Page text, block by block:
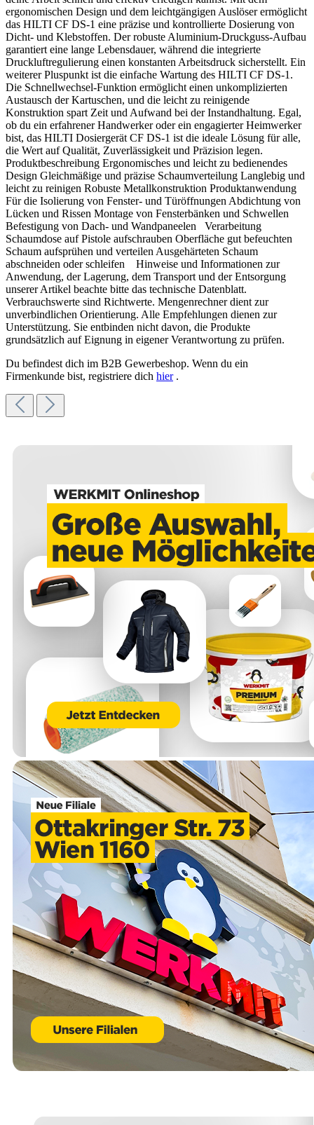
ergonomischen Design und dem leichtgängigen Auslöser ermöglicht
das HILTI CF DS-1 eine präzise und kontrollierte Dosierung von
Dicht- und Klebstoffen. Der robuste Aluminium-Druckguss-Aufbau
garantiert eine lange Lebensdauer, während die integrierte
Druckluftregulierung einen konstanten Arbeitsdruck sicherstellt. Ein
weiterer Pluspunkt ist die einfache Wartung des HILTI CF DS-1.
Die Schnellwechsel-Funktion ermöglicht einen unkomplizierten
Austausch der Kartuschen, und die leicht zu reinigende
Konstruktion spart Zeit und Aufwand bei der Instandhaltung. Egal,
ob du ein erfahrener Handwerker oder ein engagierter Heimwerker
bist, das HILTI Dosiergerät CF DS-1 ist die ideale Lösung für alle,
die Wert auf Qualität, Zuverlässigkeit und Präzision legen.
Produktbeschreibung Ergonomisches und leicht zu bedienendes
Design Gleichmäßige und präzise Schaumverteilung Langlebig und
leicht zu reinigen Robuste Metallkonstruktion Produktanwendung
Für die Isolierung von Fenster- und Türöffnungen Abdichtung von
Lücken und Rissen Montage von Fensterbänken und Schwellen
Befestigung von Dach- und Wandpaneelen Verarbeitung
Schaumdose auf Pistole aufschrauben Oberfläche gut befeuchten
Schaum aufsprühen und verteilen Ausgehärteten Schaum
abschneiden oder schleifen Hinweise und Informationen zur
Anwendung, der Lagerung, dem Transport und der Entsorgung
unserer Artikel beachte bitte das technische Datenblatt.
Verbrauchswerte sind Richtwerte. Mengenrechner dient zur
unverbindlichen Orientierung. Alle Empfehlungen dienen zur
Unterstützung. Sie entbinden nicht davon, die Produkte
grundsätzlich auf Eignung in eigener Verantwortung zu prüfen.
Du befindest dich im B2B Gewerbeshop. Wenn du ein
Firmenkunde bist, registriere dich hier.